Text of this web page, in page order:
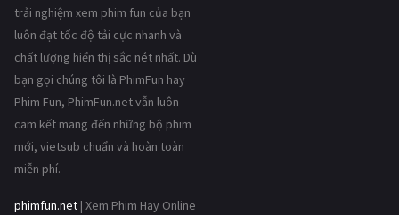
trải nghiệm xem phim fun của bạn
luôn đạt tốc độ tải cực nhanh và
chất lượng hiển thị sắc nét nhất. Dù
bạn gọi chúng tôi là PhimFun hay
Phim Fun, PhimFun.net vẫn luôn
cam kết mang đến những bộ phim
mới, vietsub chuẩn và hoàn toàn
miễn phí.
phimfun.net | Xem Phim Hay Online